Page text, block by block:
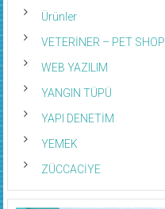
Ürünler
VETERİNER – PET SHOP
WEB YAZILIM
YANGIN TÜPÜ
YAPI DENETİM
YEMEK
ZÜCCACİYE